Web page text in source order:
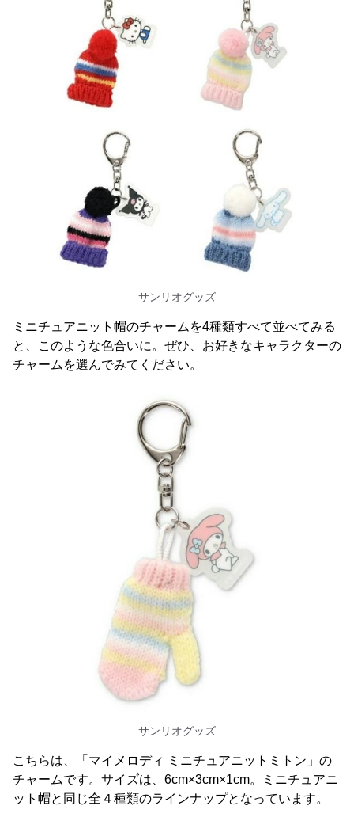
サンリオグッズ
ミニチュアニット帽のチャームを4種類すべて並べてみる
と、このような色合いに。ぜひ、お好きなキャラクターの
チャームを選んでみてください。
サンリオグッズ
こちらは、「マイメロディ ミニチュアニットミトン」の
チャームです。サイズは、6cm×3cm×1cm。ミニチュアニ
ット帽と同じ全４種類のラインナップとなっています。